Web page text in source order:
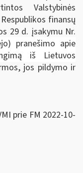
Valstybinės
finansų
29 d. įsakymu Nr.
pranešimo apie
iš Lietuvos
jos pildymo ir
prie FM 2022-10-